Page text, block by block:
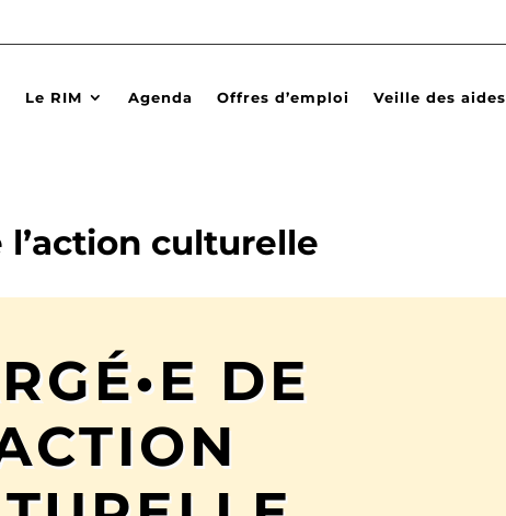
Le RIM Agenda Offres d’emploi Veille des aides
l’action culturelle
DE